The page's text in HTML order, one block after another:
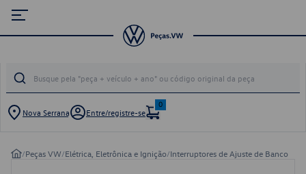
Nova Serrana Entre/registre-se
0
/Peças VW/Elétrica, Eletrônica e Ignição/Interruptores de Ajuste de Banco